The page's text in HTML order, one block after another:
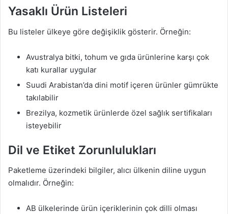
Yasaklı Ürün Listeleri
Bu listeler ülkeye göre değişiklik gösterir. Örneğin:
Avustralya bitki, tohum ve gıda ürünlerine karşı çok
katı kurallar uygular
Suudi Arabistan’da dini motif içeren ürünler gümrükte
takılabilir
Brezilya, kozmetik ürünlerde özel sağlık sertifikaları
isteyebilir
Dil ve Etiket Zorunlulukları
Paketleme üzerindeki bilgiler, alıcı ülkenin diline uygun
olmalıdır. Örneğin:
AB ülkelerinde ürün içeriklerinin çok dilli olması